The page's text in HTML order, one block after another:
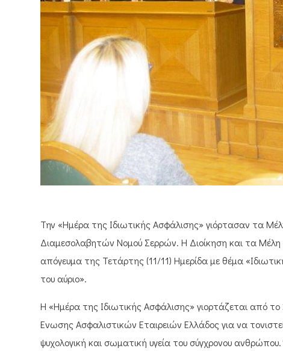
Την «Ημέρα της Ιδιωτικής Ασφάλισης» γιόρτασαν τα
Διαμεσολαβητών Νομού Σερρών. Η Διοίκηση και τα
απόγευμα της Τετάρτης (11/11) Ημερίδα με θέμα
του αύριο».
Η «Ημέρα της Ιδιωτικής Ασφάλισης» γιορτάζεται από
Ένωσης Ασφαλιστικών Εταιρειών Ελλάδος για να
ψυχολογική και σωματική υγεία του σύγχρονου